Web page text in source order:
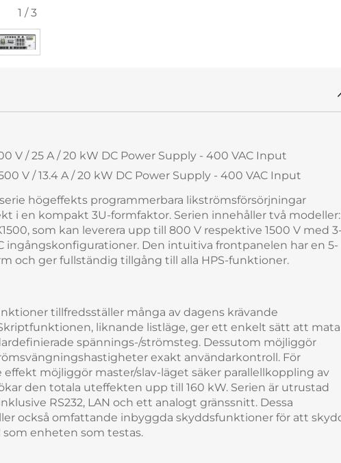
1 /3
V / 25 A / 20 kW DC Power Supply - 400 VAC Input
V / 13.4 A / 20 kW DC Power Supply - 400 VAC Input
serie högeffekts programmerbara likströmsförsörjningar
i en kompakt 3U-formfaktor. Serien innehåller två modeller:
som kan leverera upp till 800 V respektive 1500 V med 3-
ingångskonfigurationer. Den intuitiva frontpanelen har en 5-
och ger fullständig tillgång till alla HPS-funktioner.
tillfredsställer många av dagens krävande
liknande listläge, ger ett enkelt sätt att mata
spännings-/strömsteg. Dessutom möjliggör
exakt användarkontroll. För
möjliggör master/slav-läget säker parallellkoppling av
den totala uteffekten upp till 160 kW. Serien är utrustad
RS232, LAN och ett analogt gränssnitt. Dessa
också omfattande inbyggda skyddsfunktioner för att
enheten som testas.